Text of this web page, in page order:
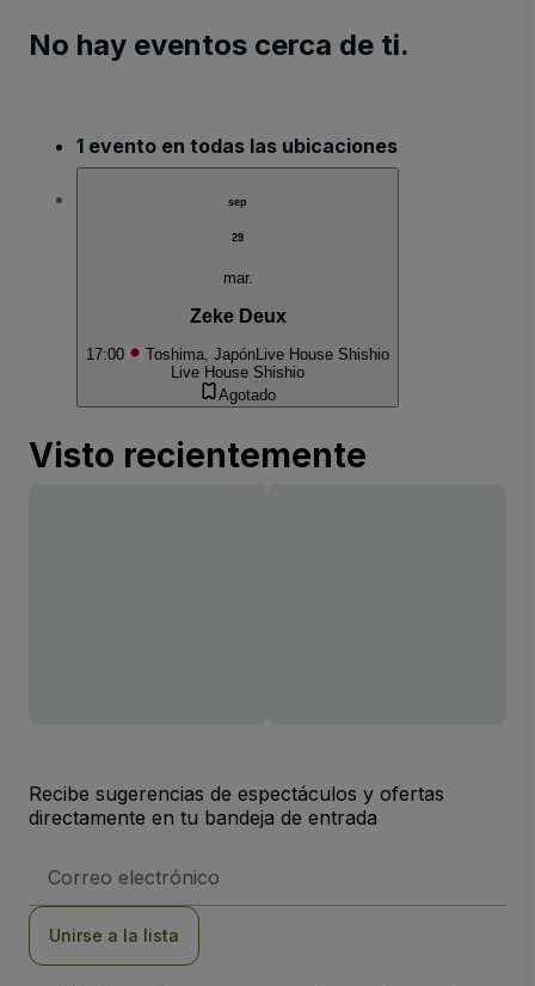
No hay eventos cerca de ti.
1 evento en todas las ubicaciones
sep
29
mar.
Zeke Deux
17:00 Toshima, JapónLive House Shishio
Live House Shishio
Agotado
Visto recientemente
Recibe sugerencias de espectáculos y ofertas
directamente en tu bandeja de entrada
de
Unirse a la lista